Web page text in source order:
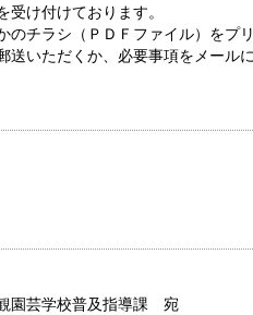
け付けております。
のチラシ（ＰＤＦファイル）をプ
いただくか、必要事項をメール
園芸学校普及指導課 宛